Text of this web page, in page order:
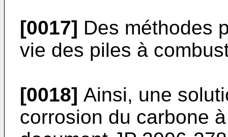
[0017] Des méthodes
vie des piles à
[0018] Ainsi, une
corrosion du carbone